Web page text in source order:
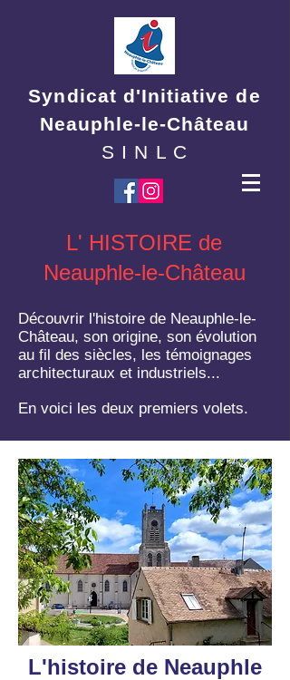
Syndicat d'Initiative de
Neauphle-le-Château
S I N L C
L' HISTOIRE de
Neauphle-le-Château
Découvrir l'histoire de Neauphle-le-
Château, son origine, son évolution
au fil des siècles, les témoignages
architecturaux et industriels...
En voici les deux premiers volets.
L'histoire de Neauphle